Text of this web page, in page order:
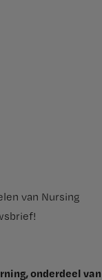
van Nursing
!
onderdeel van